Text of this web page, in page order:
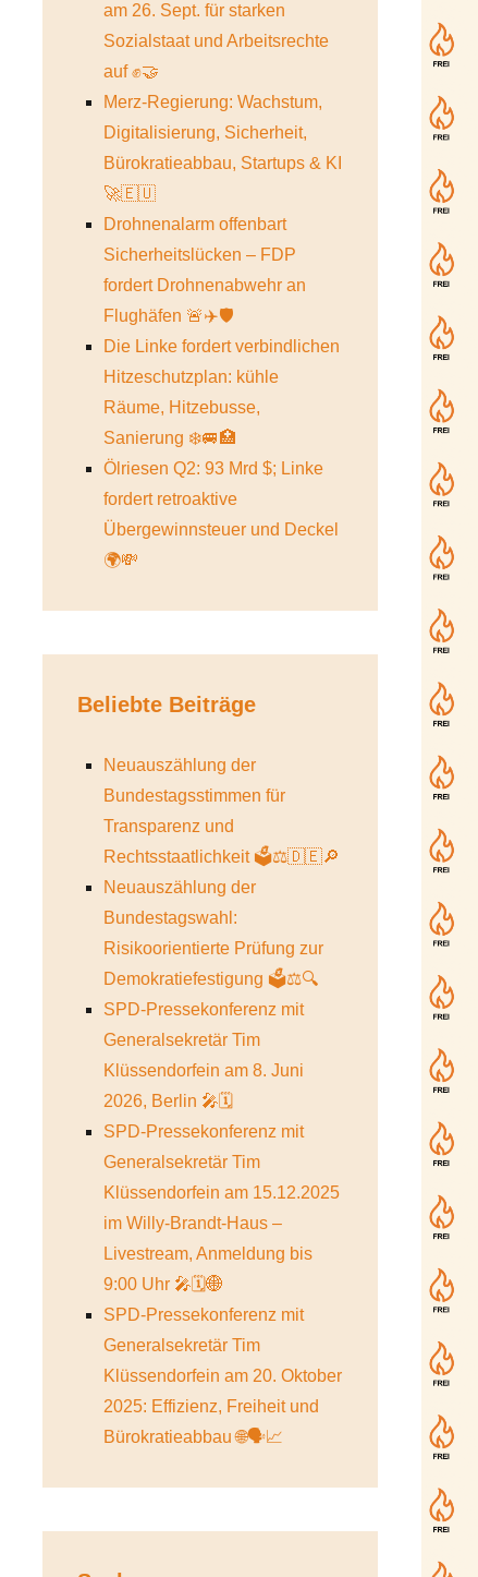
am 26. Sept. für starken
Sozialstaat und Arbeitsrechte
auf ✊🤝
Merz-Regierung: Wachstum,
Digitalisierung, Sicherheit,
Bürokratieabbau, Startups & KI
🚀🇪🇺
Drohnenalarm offenbart
Sicherheitslücken – FDP
fordert Drohnenabwehr an
Flughäfen 🚨✈️🛡️
Die Linke fordert verbindlichen
Hitzeschutzplan: kühle
Räume, Hitzebusse,
Sanierung ❄️🚐🏥
Ölriesen Q2: 93 Mrd $; Linke
fordert retroaktive
Übergewinnsteuer und Deckel
🌍💸
Beliebte Beiträge
Neuauszählung der
Bundestagsstimmen für
Transparenz und
Rechtsstaatlichkeit 🗳️⚖️🇩🇪🔎
Neuauszählung der
Bundestagswahl:
Risikoorientierte Prüfung zur
Demokratiefestigung 🗳️⚖️🔍
SPD-Pressekonferenz mit
Generalsekretär Tim
Klüssendorfein am 8. Juni
2026, Berlin 🎤🗓️
SPD-Pressekonferenz mit
Generalsekretär Tim
Klüssendorfein am 15.12.2025
im Willy-Brandt-Haus –
Livestream, Anmeldung bis
9:00 Uhr 🎤🗓️🌐
SPD-Pressekonferenz mit
Generalsekretär Tim
Klüssendorfein am 20. Oktober
2025: Effizienz, Freiheit und
Bürokratieabbau 🌐🗣️📈